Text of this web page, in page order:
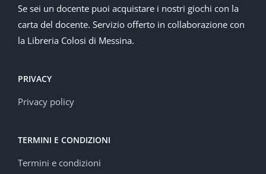
Se sei un docente puoi acquistare i nostri giochi con la
carta del docente. Servizio offerto in collaborazione con
la Libreria Colosi di Messina.
PRIVACY
Privacy policy
TERMINI E CONDIZIONI
Termini e condizioni